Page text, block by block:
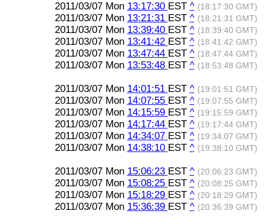
2011/03/07 Mon 13:17:30 EST ^ (18:17:30 GMT)
2011/03/07 Mon 13:21:31 EST ^ (18:21:31 GMT)
2011/03/07 Mon 13:39:40 EST ^ (18:39:40 GMT)
2011/03/07 Mon 13:41:42 EST ^ (18:41:42 GMT)
2011/03/07 Mon 13:47:44 EST ^ (18:47:44 GMT)
2011/03/07 Mon 13:53:48 EST ^ (18:53:48 GMT)
2011/03/07 Mon 14:01:51 EST ^ (19:01:51 GMT)
2011/03/07 Mon 14:07:55 EST ^ (19:07:55 GMT)
2011/03/07 Mon 14:15:59 EST ^ (19:15:59 GMT)
2011/03/07 Mon 14:17:44 EST ^ (19:17:44 GMT)
2011/03/07 Mon 14:34:07 EST ^ (19:34:07 GMT)
2011/03/07 Mon 14:38:10 EST ^ (19:38:10 GMT)
2011/03/07 Mon 15:06:23 EST ^ (20:06:23 GMT)
2011/03/07 Mon 15:08:25 EST ^ (20:08:25 GMT)
2011/03/07 Mon 15:18:29 EST ^ (20:18:29 GMT)
2011/03/07 Mon 15:36:39 EST ^ (20:36:39 GMT)